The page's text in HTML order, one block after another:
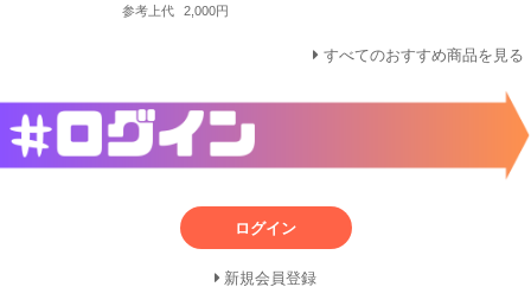
参考上代
2,000円
すべてのおすすめ商品を見る
ログイン
新規会員登録